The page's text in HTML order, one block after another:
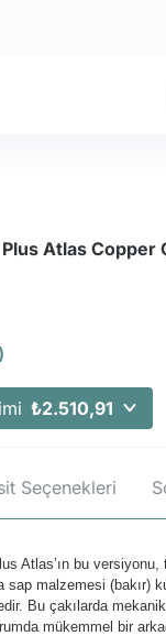
Atlas Copper
₺2.510,91
Seçenekleri
Atlas’ın bu
sap malzemesi (bakır)
Bu çakılarda
mükemmel bir